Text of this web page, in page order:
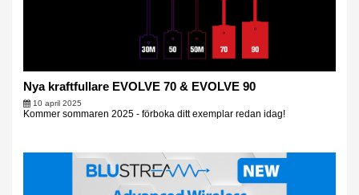
Nya kraftfullare EVOLVE 70 & EVOLVE 90
10 april 2025
Kommer sommaren 2025 - förboka ditt exemplar redan idag!